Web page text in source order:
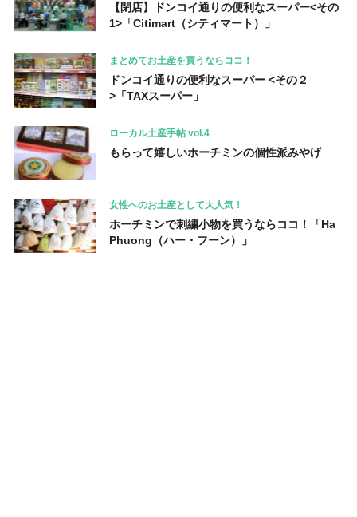
【閉店】ドンコイ通りの便利なスーパー<その
1>「Citimart（シティマート）」
まとめてお土産を買うならココ！
ドンコイ通りの便利なスーパー <その２
>「TAXスーパー」
ローカル土産手帖 vol.4
もらって嬉しいホーチミンの個性派みやげ
女性へのお土産として大人気！
ホーチミンで刺繍小物を買うならココ！「Ha
Phuong（ハー・フーン）」